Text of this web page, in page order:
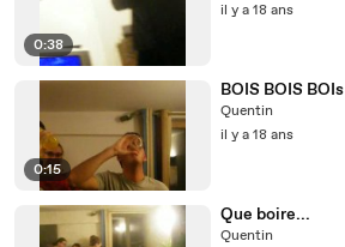
0:38
il y a 18 ans
0:15
BOIS BOIS BOIs
Quentin
il y a 18 ans
Que boire...
Quentin